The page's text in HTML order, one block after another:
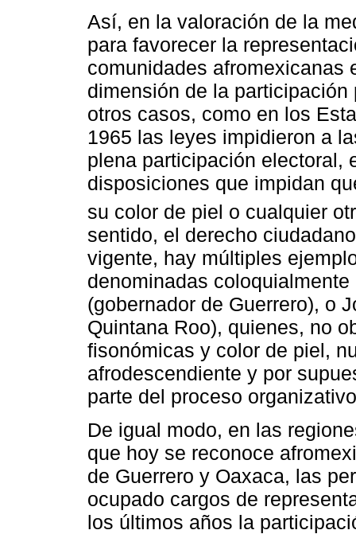
Así, en la valoración de la
para favorecer la
comunidades afromexicanas
dimensión de la
otros casos, como en los
1965 las leyes impidieron a
plena participación electoral,
disposiciones que impidan
su color de piel o cualquier
sentido, el derecho
vigente, hay múltiples
denominadas
(gobernador de Guerrero), o
Quintana Roo), quienes, no
fisonómicas y color de piel,
afrodescendiente y por
parte del proceso
De igual modo, en las
que hoy se reconoce
de Guerrero y Oaxaca, las
ocupado cargos de
los últimos años la